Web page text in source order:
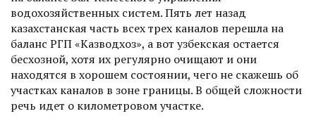
водохозяйственных систем. Пять лет назад
казахстанская часть всех трех каналов перешла на
баланс РГП «Казводхоз», а вот узбекская остается
бесхозной, хотя их регулярно очищают и они
находятся в хорошем состоянии, чего не скажешь об
участках каналов в зоне границы. В общей сложности
речь идет о километ­ровом участке.